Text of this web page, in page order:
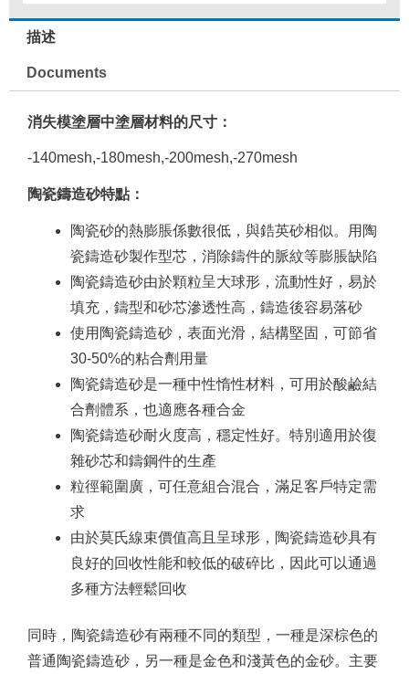
描述
Documents
消失模塗層中塗層材料的尺寸：
-140mesh,-180mesh,-200mesh,-270mesh
陶瓷鑄造砂特點：
陶瓷砂的熱膨脹係數很低，與鋯英砂相似。
用陶
瓷鑄造砂製作型芯，消除鑄件的脈紋等膨脹缺陷
陶瓷鑄造砂由於顆粒呈大球形，流動性好，易於
填充，鑄型和砂芯滲透性高，鑄造後容易落砂
使用陶瓷鑄造砂，表面光滑，結構堅固，可節省
30-50%的粘合劑用量
陶瓷鑄造砂是一種中性惰性材料，可用於酸鹼結
合劑體系，也適應各種合金
陶瓷鑄造砂耐火度高，穩定性好。 特別適用於復
雜砂芯和鑄鋼件的生產
粒徑範圍廣，可任意組合混合，滿足客戶特定需
求
由於莫氏線束價值高且呈球形，陶瓷鑄造砂具有
良好的回收性能和較低的破碎比，因此可以通過
多種方法輕鬆回收
同時，陶瓷鑄造砂有兩種不同的類型，一種是深棕色的
普通陶瓷鑄造砂，另一種是金色和淺黃色的金砂。 主要